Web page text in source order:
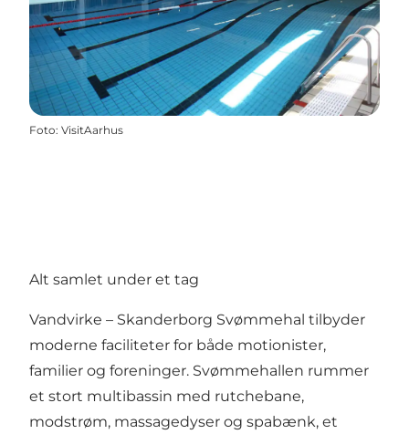
Foto: VisitAarhus
Alt samlet under et tag
Vandvirke – Skanderborg Svømmehal tilbyder
moderne faciliteter for både motionister,
familier og foreninger. Svømmehallen rummer
et stort multibassin med rutchebane,
modstrøm, massagedyser og spabænk, et